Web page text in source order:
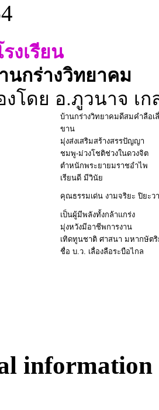
งเรียน
นกร่างวิทยาคม
งโดย อ.ภูวนาจ เ
บ้านกร่างวิทยาคมดีสมคำลือเ
ขาน
มุ่งส่งเสริมสร้างสรรปัญญา
ชมพู-ม่วงโชติช่วงในดวงจิต
ตำหนักพระยายมราชอำไพ
เรียนดี มีวินัย
คุณธรรมเด่น งามจริยะ ปิยะว
เป็นผู้มีพลังทั้งกล้าแกร่ง
มุ่งหวังมีอาชีพการงาน
เทิดทูนชาติ ศาสนา มหากษัตริ
ชื่อ บ.ว. เลื่องลือระบือไกล
information